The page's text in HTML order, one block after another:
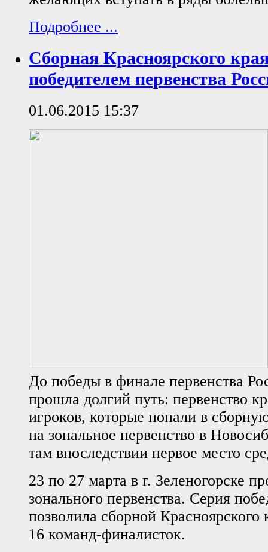
Подробнее ...
Сборная Красноярского
победителем первенства
01.06.2015 15:37
До победы в финале первенства
прошла долгий путь: первенство
игроков, которые попали в
на зональное первенство в
там впоследствии первое место
23 по 27 марта в г. Зеленогорске
зонального первенства. Серия
позволила сборной Красноярского
16 команд-финалисток.